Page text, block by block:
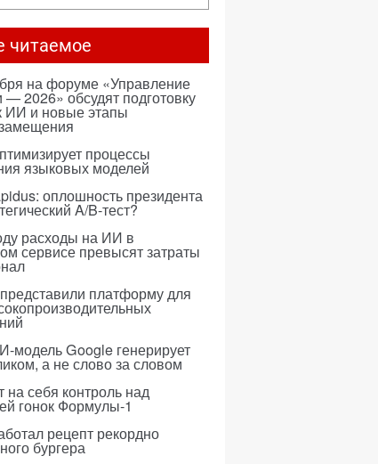
читаемое
на форуме «Управление
2026» обсудят подготовку
ИИ и новые этапы
процессы
языковых моделей
оплошность президента
A/B-тест?
расходы на ИИ в
сервисе превысят затраты
платформу для
модель Google генерирует
а не слово за словом
на себя контроль над
гонок Формулы-1
рецепт рекордно
бургера